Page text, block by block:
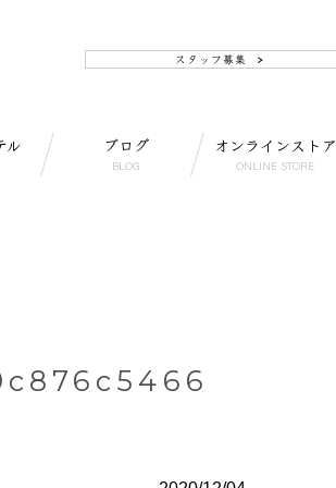
ル ブログ
BLOG
オンラインストア
ONLINE STORE